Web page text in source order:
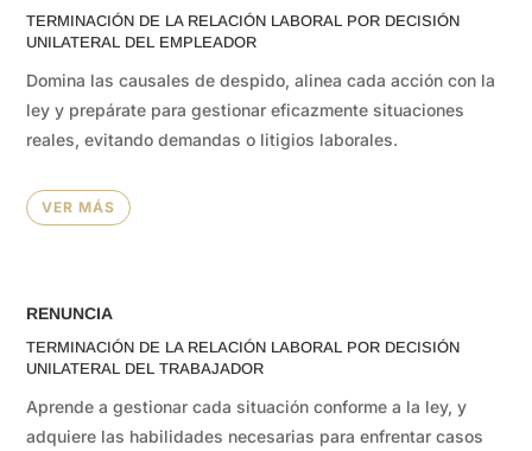
TERMINACIÓN DE LA RELACIÓN LABORAL POR DECISIÓN
UNILATERAL DEL EMPLEADOR
Domina las causales de despido, alinea cada acción con la
ley y prepárate para gestionar eficazmente situaciones
reales, evitando demandas o litigios laborales.
VER MÁS
RENUNCIA
TERMINACIÓN DE LA RELACIÓN LABORAL POR DECISIÓN
UNILATERAL DEL TRABAJADOR
Aprende a gestionar cada situación conforme a la ley, y
adquiere las habilidades necesarias para enfrentar casos